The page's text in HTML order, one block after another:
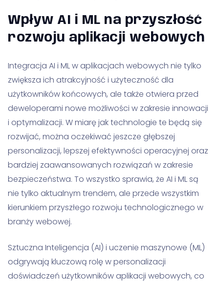
Wpływ AI i ML na przyszłość
rozwoju aplikacji webowych
Integracja AI i ML w aplikacjach webowych nie tylko
zwiększa ich atrakcyjność i użyteczność dla
użytkowników końcowych, ale także otwiera przed
deweloperami nowe możliwości w zakresie innowacji
i optymalizacji. W miarę jak technologie te będą się
rozwijać, można oczekiwać jeszcze głębszej
personalizacji, lepszej efektywności operacyjnej oraz
bardziej zaawansowanych rozwiązań w zakresie
bezpieczeństwa. To wszystko sprawia, że AI i ML są
nie tylko aktualnym trendem, ale przede wszystkim
kierunkiem przyszłego rozwoju technologicznego w
branży webowej.
Sztuczna Inteligencja (AI) i uczenie maszynowe (ML)
odgrywają kluczową rolę w personalizacji
doświadczeń użytkowników aplikacji webowych, co